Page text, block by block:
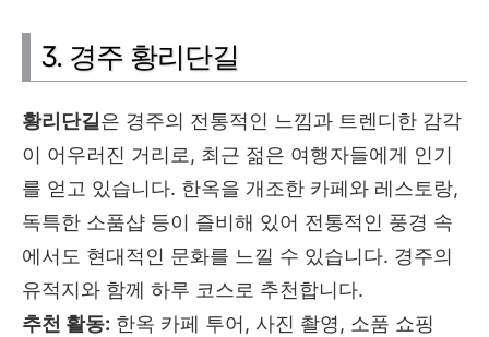
3. 경주 황리단길
황리단길은 경주의 전통적인 느낌과 트렌디한 감각
이 어우러진 거리로, 최근 젊은 여행자들에게 인기
를 얻고 있습니다. 한옥을 개조한 카페와 레스토랑,
독특한 소품샵 등이 즐비해 있어 전통적인 풍경 속
에서도 현대적인 문화를 느낄 수 있습니다. 경주의
유적지와 함께 하루 코스로 추천합니다.
추천 활동: 한옥 카페 투어, 사진 촬영, 소품 쇼핑